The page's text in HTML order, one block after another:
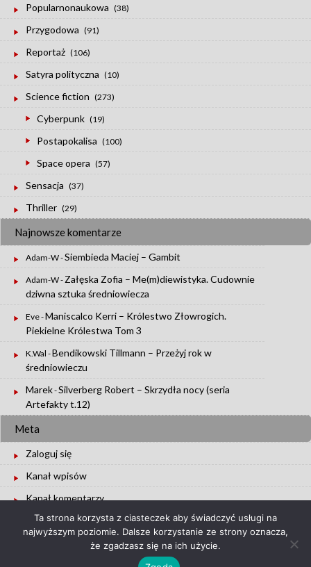
Popularnonaukowa (38)
Przygodowa (91)
Reportaż (106)
Satyra polityczna (10)
Science fiction (273)
Cyberpunk (19)
Postapokalisa (100)
Space opera (57)
Sensacja (37)
Thriller (29)
Najnowsze komentarze
Adam-W-Siembieda Maciej – Gambit
Adam-W- Załęska Zofia – Me(m)diewistyka. Cudownie
dziwna sztuka średniowiecza
Eve-Maniscalco Kerri – Królestwo Złowrogich.
Piekielne Królestwa Tom 3
K.Wal -Bendikowski Tillmann – Przeżyj rok w
średniowieczu
Marek-Silverberg Robert – Skrzydła nocy (seria
Artefakty t.12)
Meta
Zaloguj się
Kanał wpisów
Kanał komentarzy
WordPress.org
Ta strona korzysta z ciasteczek aby świadczyć usługi na
najwyższym poziomie. Dalsze korzystanie ze strony oznacza,
że zgadzasz się na ich użycie.